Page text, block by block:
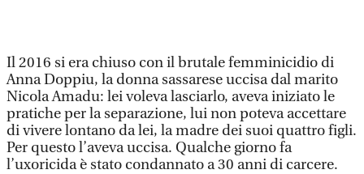
Il 2016 si era chiuso con il brutale femminicidio di
Anna Doppiu, la donna sassarese uccisa dal marito
Nicola Amadu: lei voleva lasciarlo, aveva iniziato le
pratiche per la separazione, lui non poteva accettare
di vivere lontano da lei, la madre dei suoi quattro figli.
Per questo l’aveva uccisa. Qualche giorno fa
l’uxoricida è stato condannato a 30 anni di carcere.